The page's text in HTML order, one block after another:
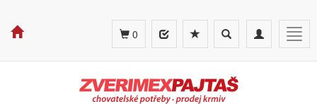
Toggle
navigation
Toggle
search
0